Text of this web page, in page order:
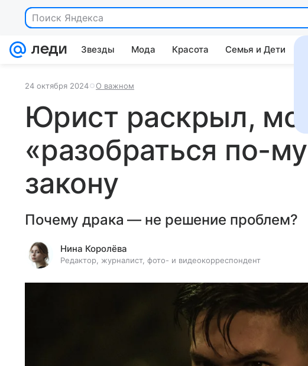
Звезды Мода Красота Семья и Дети
24 октября 2024 О важном
Юрист раскрыл,
«разобраться по-
закону
Почему драка — не решение проблем?
Нина Королёва
Редактор, журналист, фото- и видеокорреспондент